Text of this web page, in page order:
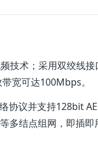
技术；采用双绞线
宽可达100Mbps。
协议并支持128bit
多结点组网，即插即